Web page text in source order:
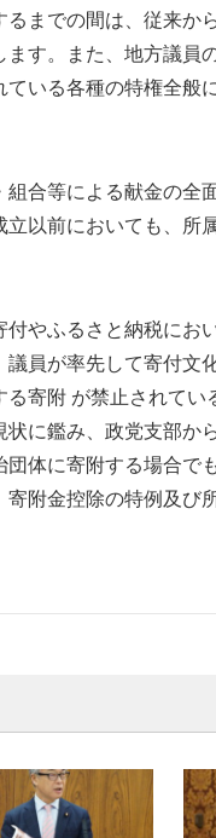
までの間は、従来か
す。また、地方議員
ている各種の特権全般
合等による献金の全
立以前においても、所
やふるさと納税にお
議員が率先して寄付文
る寄附 が禁止されて
に鑑み、政党支部か
体に寄附する場合で
附金控除の特例及び